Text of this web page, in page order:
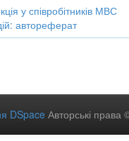
у співробітників МВС
автореферат
DSpace Авторські права